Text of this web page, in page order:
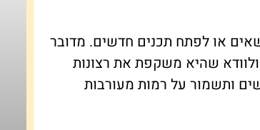
או לפתח תכנים חדשים. מדובר
שהיא משקפת את רצונות
ותשמור על רמות מעורבות